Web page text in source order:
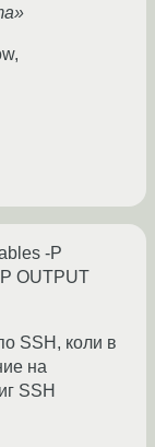
-P
OUTPUT
SSH, коли в
на
SSH